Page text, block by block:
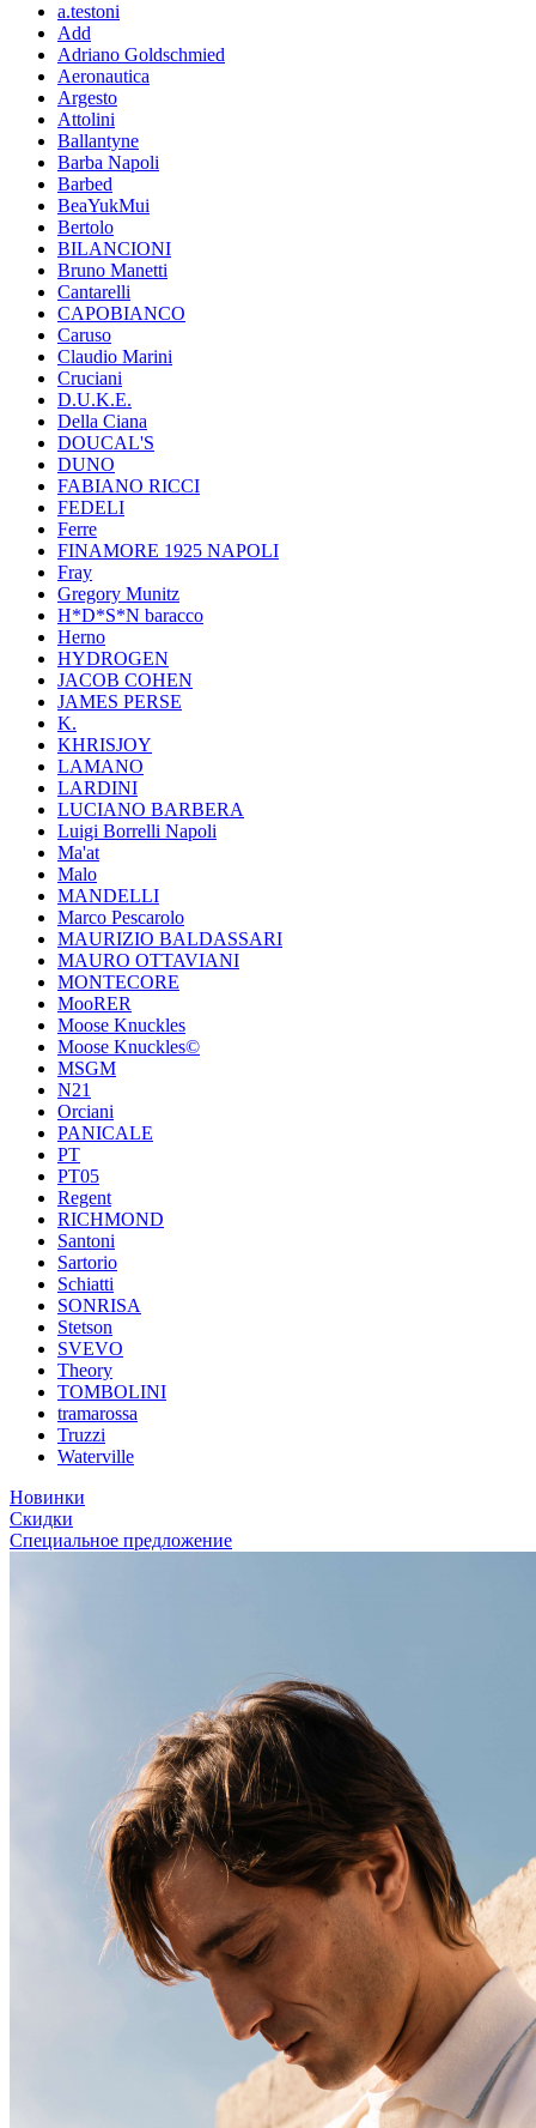
a.testoni
Add
Adriano Goldschmied
Aeronautica
Argesto
Attolini
Ballantyne
Barba Napoli
Barbed
BeaYukMui
Bertolo
BILANCIONI
Bruno Manetti
Cantarelli
CAPOBIANCO
Caruso
Claudio Marini
Cruciani
D.U.K.E.
Della Ciana
DOUCAL'S
DUNO
FABIANO RICCI
FEDELI
Ferre
FINAMORE 1925 NAPOLI
Fray
Gregory Munitz
H*D*S*N baracco
Herno
HYDROGEN
JACOB COHEN
JAMES PERSE
K.
KHRISJOY
LAMANO
LARDINI
LUCIANO BARBERA
Luigi Borrelli Napoli
Ma'at
Malo
MANDELLI
Marco Pescarolo
MAURIZIO BALDASSARI
MAURO OTTAVIANI
MONTECORE
MooRER
Moose Knuckles
Moose Knuckles©️
MSGM
N21
Orciani
PANICALE
PT
PT05
Regent
RICHMOND
Santoni
Sartorio
Schiatti
SONRISA
Stetson
SVEVO
Theory
TOMBOLINI
tramarossa
Truzzi
Waterville
Новинки
Скидки
Специальное предложение